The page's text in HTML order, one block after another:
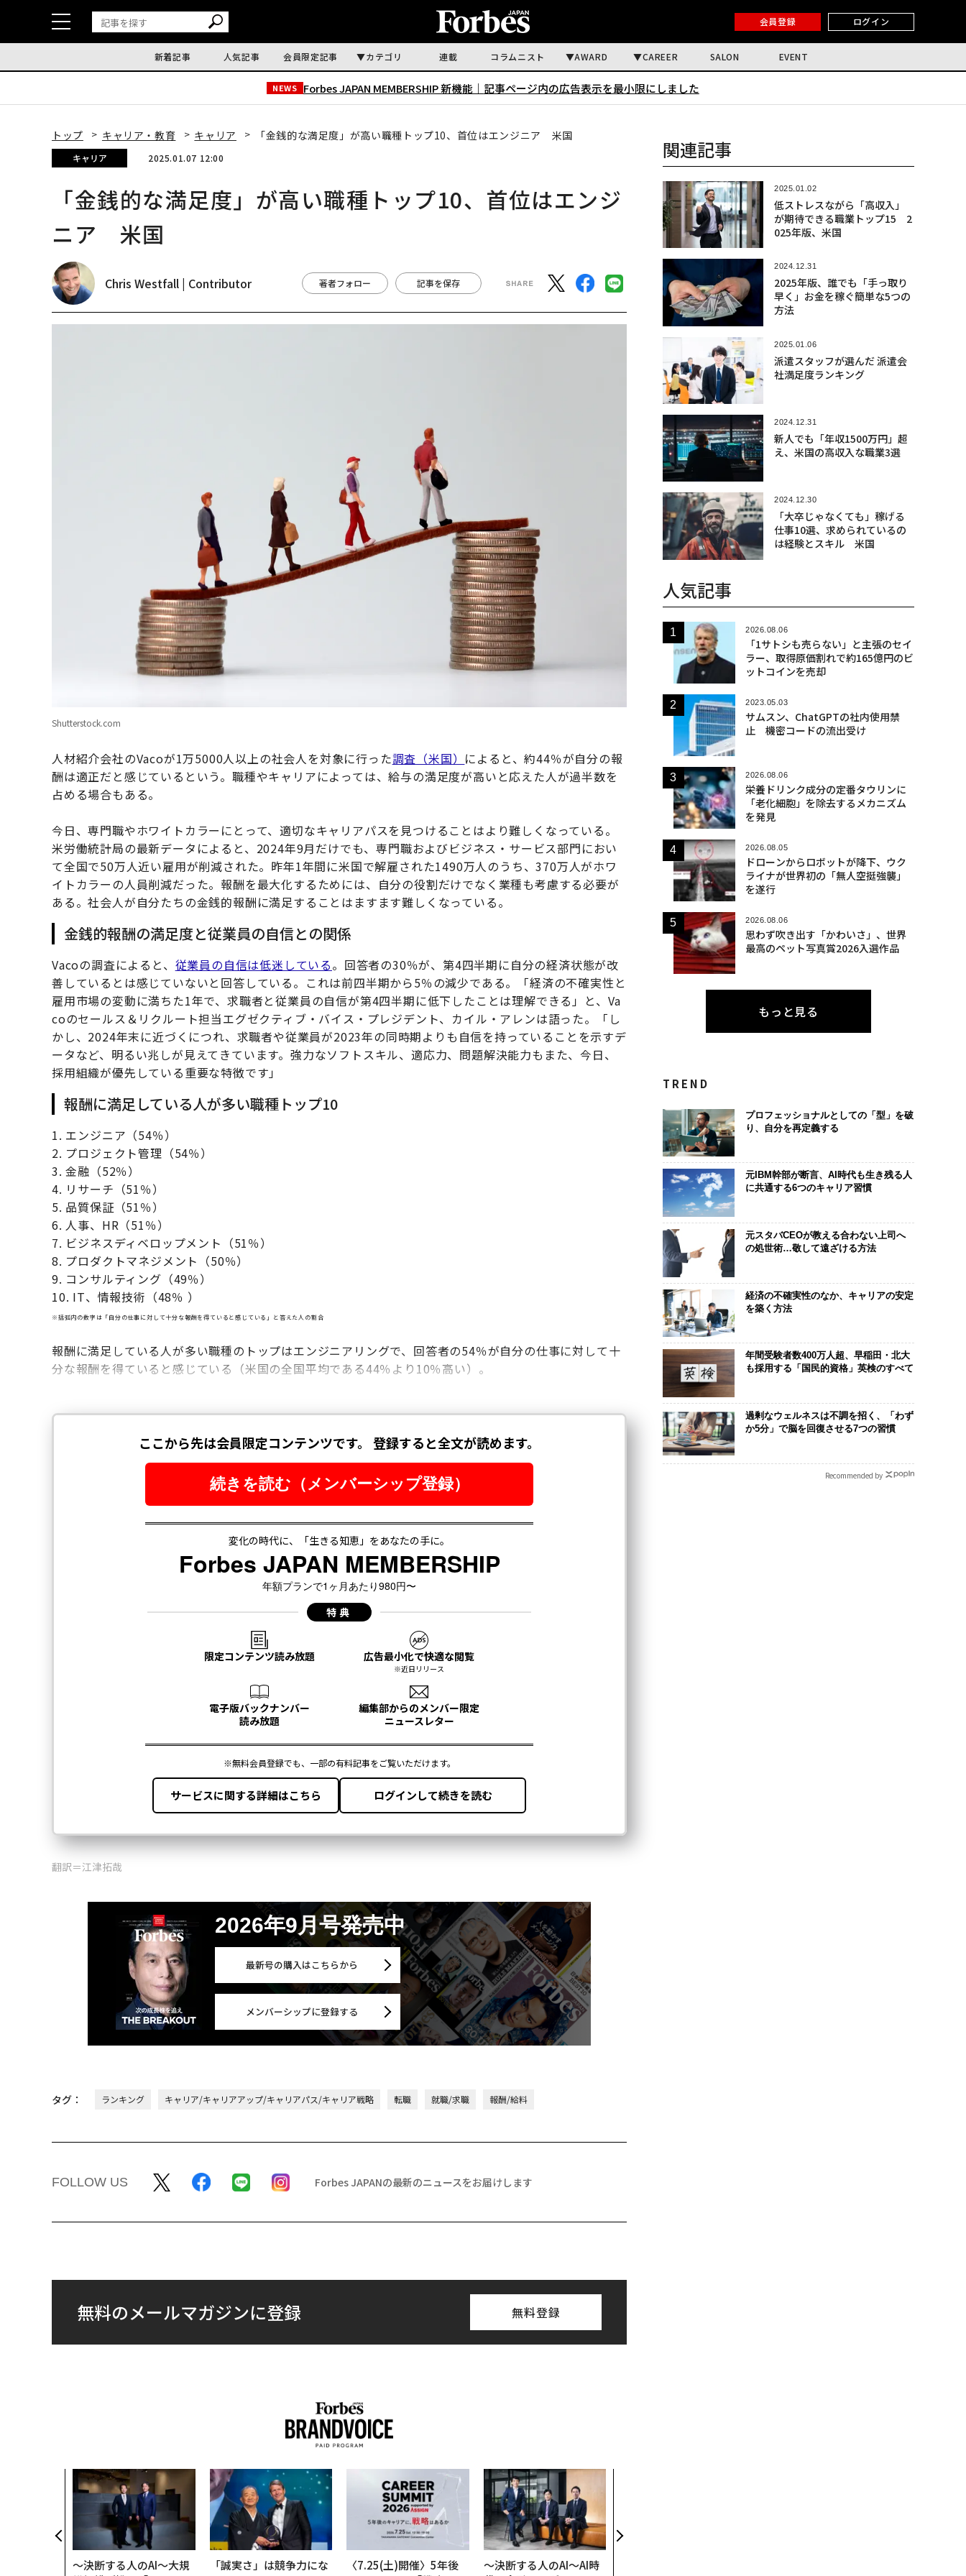
会員登録 ログイン
新着記事 人気記事 会員限定記事 カテゴリ 連載 コラムニスト AWARD CAREER SALON EVENT
NEWS Forbes JAPAN MEMBERSHIP 新機能｜ 記事ページ内の広告表示を最小限にしました
トップ キャリア・教育 キャリア 「金銭的な満足度」が高い職種トップ10、首位はエンジニア 米国
キャリア 2025.01.07 12:00
「金銭的な満足度」が高い職種トップ10、首位はエンジ
ニア 米国
Chris Westfall | Contributor 著者フォロー 記事を保存
Shutterstock.com
人材紹介会社のVacoが1万5000人以上の社会人を対象に行った調査（米国） によると、約44％が自分の報
酬は適正だと感じているという。職種やキャリアによっては、給与の満足度が高いと応えた人が過半数を
占める場合もある。
今日、専門職やホワイトカラーにとって、適切なキャリアパスを見つけることはより難しくなっている。
米労働統計局の最新データによると、2024年9月だけでも、専門職およびビジネス・サービス部門におい
て全国で50万人近い雇用が削減された。昨年1年間に米国で解雇された1490万人のうち、370万人がホワ
イトカラーの人員削減だった。報酬を最大化するためには、自分の役割だけでなく業種も考慮する必要が
ある。社会人が自分たちの金銭的報酬に満足することはますます難しくなっている。
金銭的報酬の満足度と従業員の自信との関係
Vacoの調査によると、 従業員の自信は低迷している。回答者の30％が、第4四半期に自分の経済状態が改
善しているとは感じていないと回答している。これは前四半期から5％の減少である。「経済の不確実性と
雇用市場の変動に満ちた1年で、求職者と従業員の自信が第4四半期に低下したことは理解できる」と、Va
coのセールス＆リクルート担当エグゼクティブ・バイス・プレジデント、カイル・アレンは語った。「し
かし、2024年末に近づくにつれ、求職者や従業員が2023年の同時期よりも自信を持っていることを示すデ
ータなど、明るい兆しが見えてきています。強力なソフトスキル、適応力、問題解決能力もまた、今日、
採用組織が優先している重要な特徴です」
報酬に満足している人が多い職種トップ10
1. エンジニア（54％）
2. プロジェクト管理（54％）
3. 金融（52％）
4. リサーチ（51％）
5. 品質保証（51％）
6. 人事、HR（51％）
7. ビジネスディベロップメント（51％）
8. プロダクトマネジメント（50％）
9. コンサルティング（49％）
10. IT、情報技術（48％ ）
※括弧内の数字は「自分の仕事に対して十分な報酬を得ていると感じている」と答えた人の割合
報酬に満足している人が多い職種のトップはエンジニアリングで、回答者の54％が自分の仕事に対して十
分な報酬を得ていると感じている（米国の全国平均である44％より10％高い）。
翻訳＝江津拓哉
2026年9月号発売中
最新号の購入はこちらから
メンバーシップに登録する
タグ： ランキング キャリア/キャリアアップ/キャリアパス/キャリア戦略 転職 就職/求職 報酬/給料
FOLLOW US Forbes JAPANの最新のニュースをお届けします
無料のメールマガジンに登録 無料登録
〜決断する人のAI〜大規
「誠実さ」は競争力にな
〈7.25(土)開催〉5年後
〜決断する人のAI〜AI時
関連記事
2025.01.02
低ストレスながら「高収入」
が期待できる職業トップ15 2
025年版、米国
2024.12.31
2025年版、誰でも「手っ取り
早く」お金を稼ぐ簡単な5つの
方法
2025.01.06
派遣スタッフが選んだ 派遣会
社満足度ランキング
2024.12.31
新人でも「年収1500万円」超
え、米国の高収入な職業3選
2024.12.30
「大卒じゃなくても」稼げる
仕事10選、求められているの
は経験とスキル 米国
人気記事
2026.08.06
「1サトシも売らない」と主張のセイ
ラー、取得原価割れで約165億円のビ
ットコインを売却
2023.05.03
サムスン、ChatGPTの社内使用禁
止 機密コードの流出受け
2026.08.06
栄養ドリンク成分の定番タウリンに
「老化細胞」を除去するメカニズム
を発見
2026.08.05
ドローンからロボットが降下、ウク
ライナが世界初の「無人空挺強襲」
を遂行
2026.08.06
思わず吹き出す「かわいさ」、世界
最高のペット写真賞2026入選作品
もっと見る
TREND
プロフェッショナルとしての「型」を破
り、自分を再定義する
元IBM幹部が断言、AI時代も生き残る人
に共通する6つのキャリア習慣
元スタバCEOが教える合わない上司へ
の処世術…敬して遠ざける方法
経済の不確実性のなか、キャリアの安定
を築く方法
年間受験者数400万人超、早稲田・北大
も採用する「国民的資格」英検のすべて
過剰なウェルネスは不調を招く、「わず
か5分」で脳を回復させる7つの習慣
Recommended by